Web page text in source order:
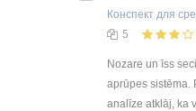
Конспект для
5
Nozare un īss
aprūpes sistēma.
analīze atklāj, ka